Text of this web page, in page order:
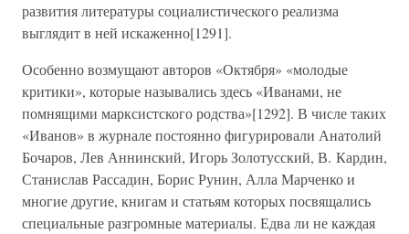
развития литературы социалистического реализма
выглядит в ней искаженно[1291].
Особенно возмущают авторов «Октября» «молодые
критики», которые назывались здесь «Иванами, не
помнящими марксистского родства»[1292]. В числе таких
«Иванов» в журнале постоянно фигурировали Анатолий
Бочаров, Лев Аннинский, Игорь Золотусский, В. Кардин,
Станислав Рассадин, Борис Рунин, Алла Марченко и
многие другие, книгам и статьям которых посвящались
специальные разгромные материалы. Едва ли не каждая